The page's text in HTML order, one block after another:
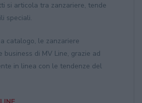
si articola tra zanzariere, tende
speciali.
catalogo, le zanzariere
business di MV Line, grazie ad
in linea con le tendenze del